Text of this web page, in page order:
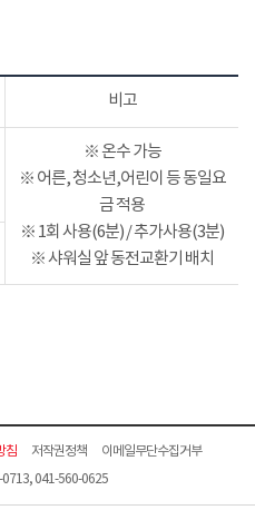
비고
※ 온수 가능
※ 어른, 청소년,어린이 등 동일요
금 적용
※ 1회 사용(6분) / 추가사용(3분)
※ 샤워실 앞 동전교환기 배치
침 저작권정책
이메일무단수집거부
041-560-0625